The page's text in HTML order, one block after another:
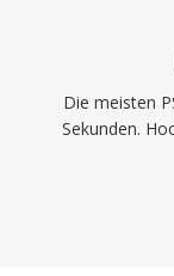
Die meisten
Sekunden.